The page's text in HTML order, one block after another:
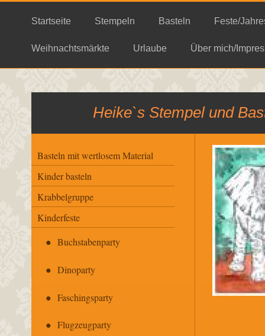
Startseite Stempeln Basteln Feste/
Weihnachtsmärkte Urlaube Über mich/
Heike`s Stempel und
Basteln mit wertlosem Material
Kinder basteln
Krabbelgruppe
Kinderfeste
Buchstabenparty
Dinoparty
Faschingsparty
Flugzeugparty